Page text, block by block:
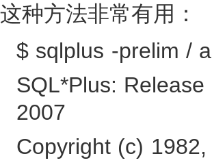
这种方法非常有用：
$ sqlplus -prelim /
SQL*Plus:
2007
Copyright (c)